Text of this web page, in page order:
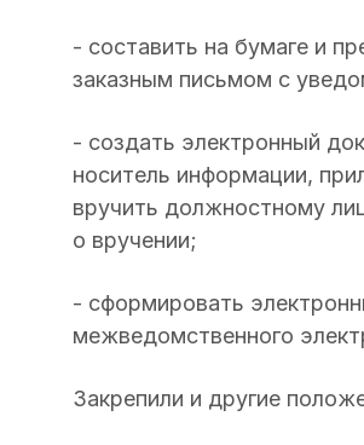
- составить на бумаге и
заказным письмом с
- создать электронный
носитель информации,
вручить должностному
о вручении;
- сформировать
межведомственного
Закрепили и другие